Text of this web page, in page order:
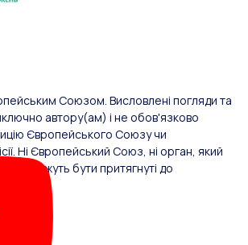
Союзом. Висловлені погляди та
автору(ам) і не обов'язково
Європейського Союзу чи
Ні Європейський Союз, ні орган, який
не можуть бути притягнуті до